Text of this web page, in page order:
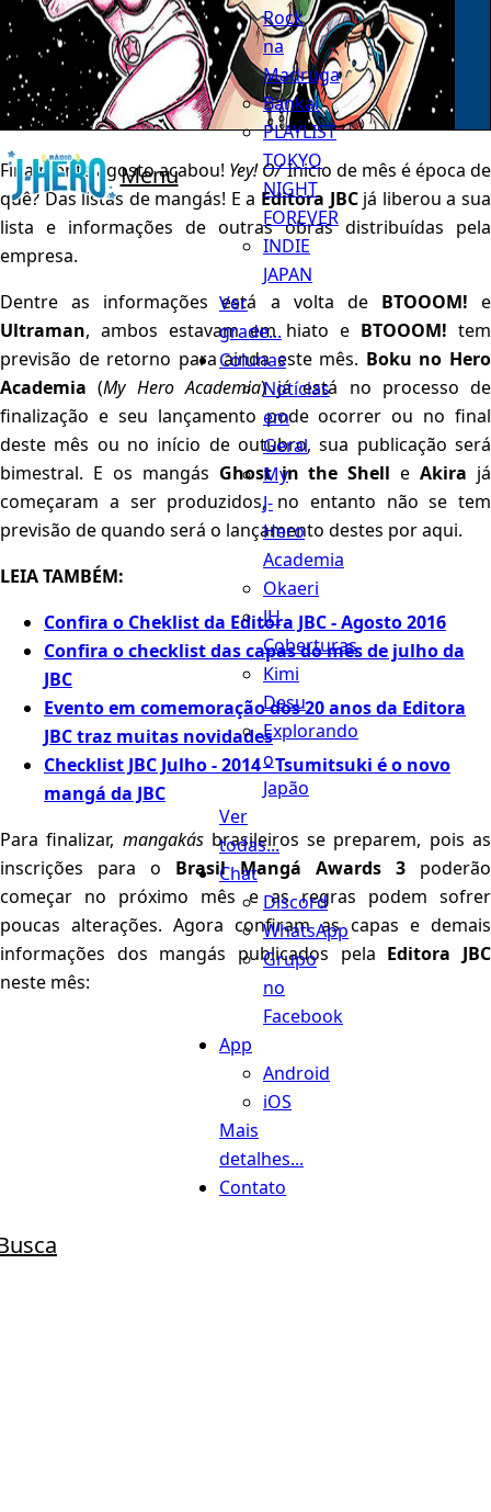
Menu
Rock
na
Madruga
Bankai
PLAYLIST
TOKYO
NIGHT
FOREVER
INDIE
JAPAN
Ver
grade...
Colunas
Notícias
em
Geral
My
J-
Hero
Academia
Okaeri
JH
Coberturas
Kimi
Desu
Explorando
o
Japão
Ver
todas...
Chat
Discord
WhatsApp
Grupo
no
Facebook
App
Android
iOS
Mais
detalhes...
Contato
Finalmente agosto acabou! Yey! O/Inicio de mês é época de
quê? Das listas de mangás! E a Editora JBCjá liberou a sua
lista e informações de outras obras distribuídas pela
empresa.
Dentre as informações está a volta de BTOOOM! e
Ultraman, ambos estavam em hiato e BTOOOM!tem
previsão de retorno para ainda este mês. Boku no Hero
Academia (My Hero Academia) já está no processo de
finalização e seu lançamento pode ocorrer ou no final
deste mês ou no início de outubro, sua publicação será
bimestral. E os mangás Ghost in the Shell eAkira já
começaram a ser produzidos, no entanto não se tem
previsão de quando será o lançamento destes por aqui.
LEIA TAMBÉM:
Confira o Cheklist da Editora JBC - Agosto 2016
Confira o checklist das capas do mês de julho da
JBC
Evento em comemoração dos 20 anos da Editora
JBC traz muitas novidades
Checklist JBC Julho - 2014 - Tsumitsuki é o novo
mangá da JBC
Para finalizar, mangakásbrasileiros se preparem, pois as
inscrições para o Brasil Mangá Awards 3 poderão
começar no próximo mês e as regras podem sofrer
poucas alterações. Agora confiram as capas e demais
informações dos mangás publicados pela Editora JBC
neste mês: